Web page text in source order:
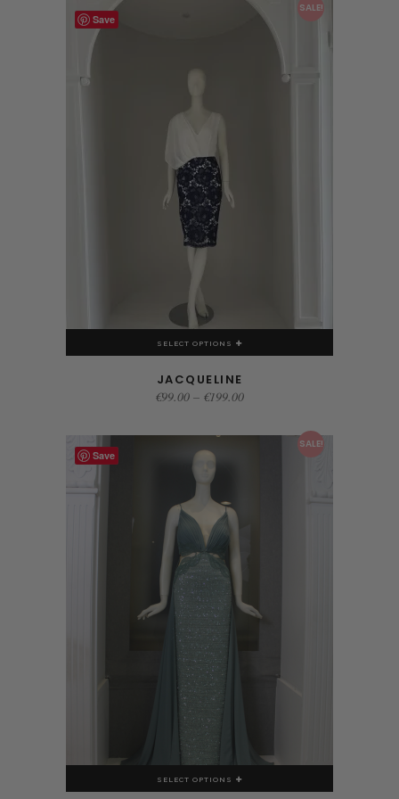
Save
SALE!
SELECT OPTIONS
JACQUELINE
€99.00 – €199.00
Save
SALE!
SELECT OPTIONS
This product has multiple variants. The options may be chosen on the product page